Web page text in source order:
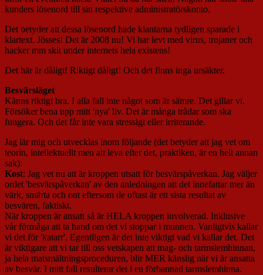
kunders lösenord till sin respektive administratörskonto.
Det betyder att dessa lösenord hade klantarna tydligen sparade i
klartext. Jösses! Det är 2008 nu! Vi har levt med virus, trojaner och
hacker mm skit under internets hela existens!
Det här är dåligt! Riktigt dåligt! Och det finns inga ursäkter.
Besvärsläget
Känns riktigt bra. I alla fall inte något som är sämre. Det gillar vi.
Försöker bena upp mitt 'nya' liv. Det är många trådar som ska
fungera. Och det får inte vara stressigt eller irriterande.
Jag lär mig och utvecklas inom följande (det betyder att jag vet om
teorin, intellektuellt men att leva efter det, praktiken, är en helt annan
sak):
Kost: Jag vet nu att är kroppen utsatt för besvärspåverkan. Jag väljer
ordet 'besvärspåverkan' av den anledningen att det innefattar mer än
värk, smärta och ont eftersom de oftast är ett sista resultat av
besvären, faktiskt.
När kroppen är ansatt så är HELA kroppen involverad. Inklusive
vår förmåga att ta hand om det vi stoppar i munnen. Vanligtvis kallar
vi det för 'katarr'. Egentligen är det inte viktigt vad vi kallar det. Det
är viktigare att vi tar till oss vetskapen att mag- och tarmslemhinnan,
ja hela matsmältningsproceduren, blir MER känslig när vi är ansatta
av besvär. I mitt fall resulterar det i en förbannad tarmslemhinna.